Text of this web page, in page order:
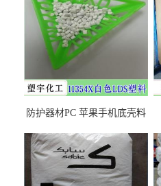
防护器材PC 苹果手机底壳料
之忧